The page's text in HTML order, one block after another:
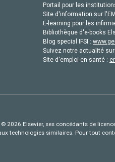
Portail pour les
Site d'information sur
E-learning pour les
Bibliothèque d'e-books
Blog special IFSI :
Suivez notre actualité
Site d'emploi en santé :
2026 Elsevier, ses concédants de
technologies similaires. Pour tout